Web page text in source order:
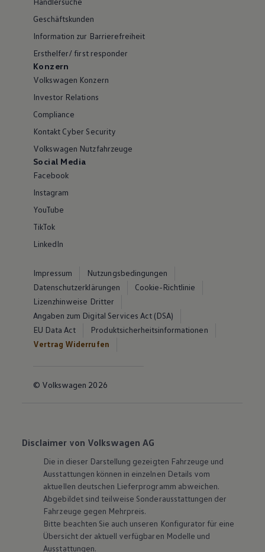
Geschäftskunden
Information zur Barrierefreiheit
Ersthelfer/ first responder
Konzern
Volkswagen Konzern
Investor Relations
Compliance
Kontakt Cyber Security
Volkswagen Nutzfahrzeuge
Social Media
Facebook
Instagram
YouTube
TikTok
LinkedIn
Impressum
Nutzungsbedingungen
Datenschutzerklärungen
Cookie-Richtlinie
Lizenzhinweise Dritter
Angaben zum Digital Services Act (DSA)
EU Data Act
Produktsicherheitsinformationen
Vertrag Widerrufen
© Volkswagen 2026
Disclaimer von Volkswagen AG
Die in dieser Darstellung gezeigten Fahrzeuge und
Ausstattungen können in einzelnen Details vom
aktuellen deutschen Lieferprogramm abweichen.
Abgebildet sind teilweise Sonderausstattungen der
Fahrzeuge gegen Mehrpreis.
Bitte beachten Sie auch unseren Konfigurator für eine
Übersicht der aktuell verfügbaren Modelle und
Ausstattungen.